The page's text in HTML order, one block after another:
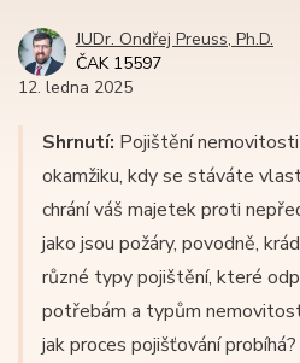
JUDr. Ondřej Preuss, Ph.D.
ČAK 15597
12. ledna 2025
Shrnutí: Pojištění
okamžiku, kdy se stáváte
chrání váš majetek proti
jako jsou požáry, povodně,
různé typy pojištění, které
potřebám a typům
jak proces pojišťování